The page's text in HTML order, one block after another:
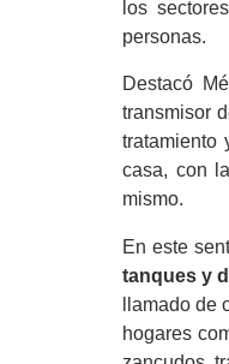
los
personas.
Destacó
transmisor
tratamiento
casa, con
mismo.
En este
tanques y
llamado
hogares